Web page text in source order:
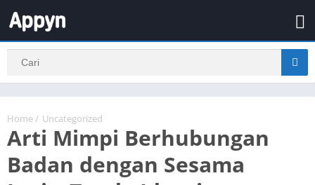
Home / Uncategorized
Arti Mimpi Berhubungan
Badan dengan Sesama